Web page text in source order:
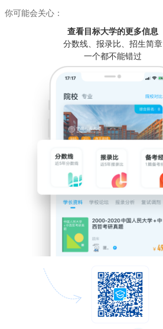
你可能会关心：
查看目标大学的更多信息
分数线、报录比、招生简章
一个都不能错过